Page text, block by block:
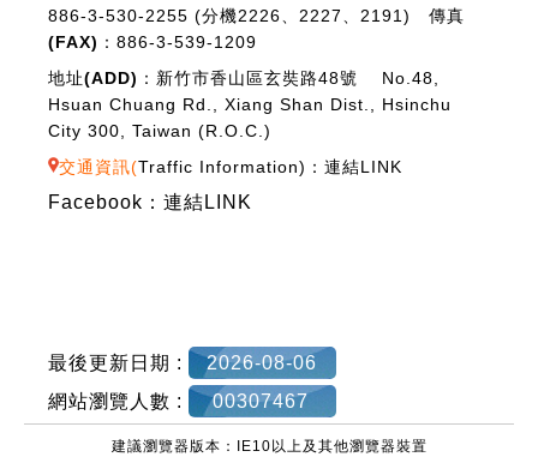
886-3-530-2255 (分機2226、2227、2191) 傳真
(FAX)： 886-3-539-1209
地址(ADD)： 新竹市香山區玄奘路48號 No.48,
Hsuan Chuang Rd., Xiang Shan Dist., Hsinchu
City 300, Taiwan (R.O.C.)
交通資訊(Traffic Information)： 連結LINK
Facebook： 連結LINK
最後更新日期 :
2026-08-06
網站瀏覽人數 :
00307467
建議瀏覽器版本：IE10以上及其他瀏覽器裝置